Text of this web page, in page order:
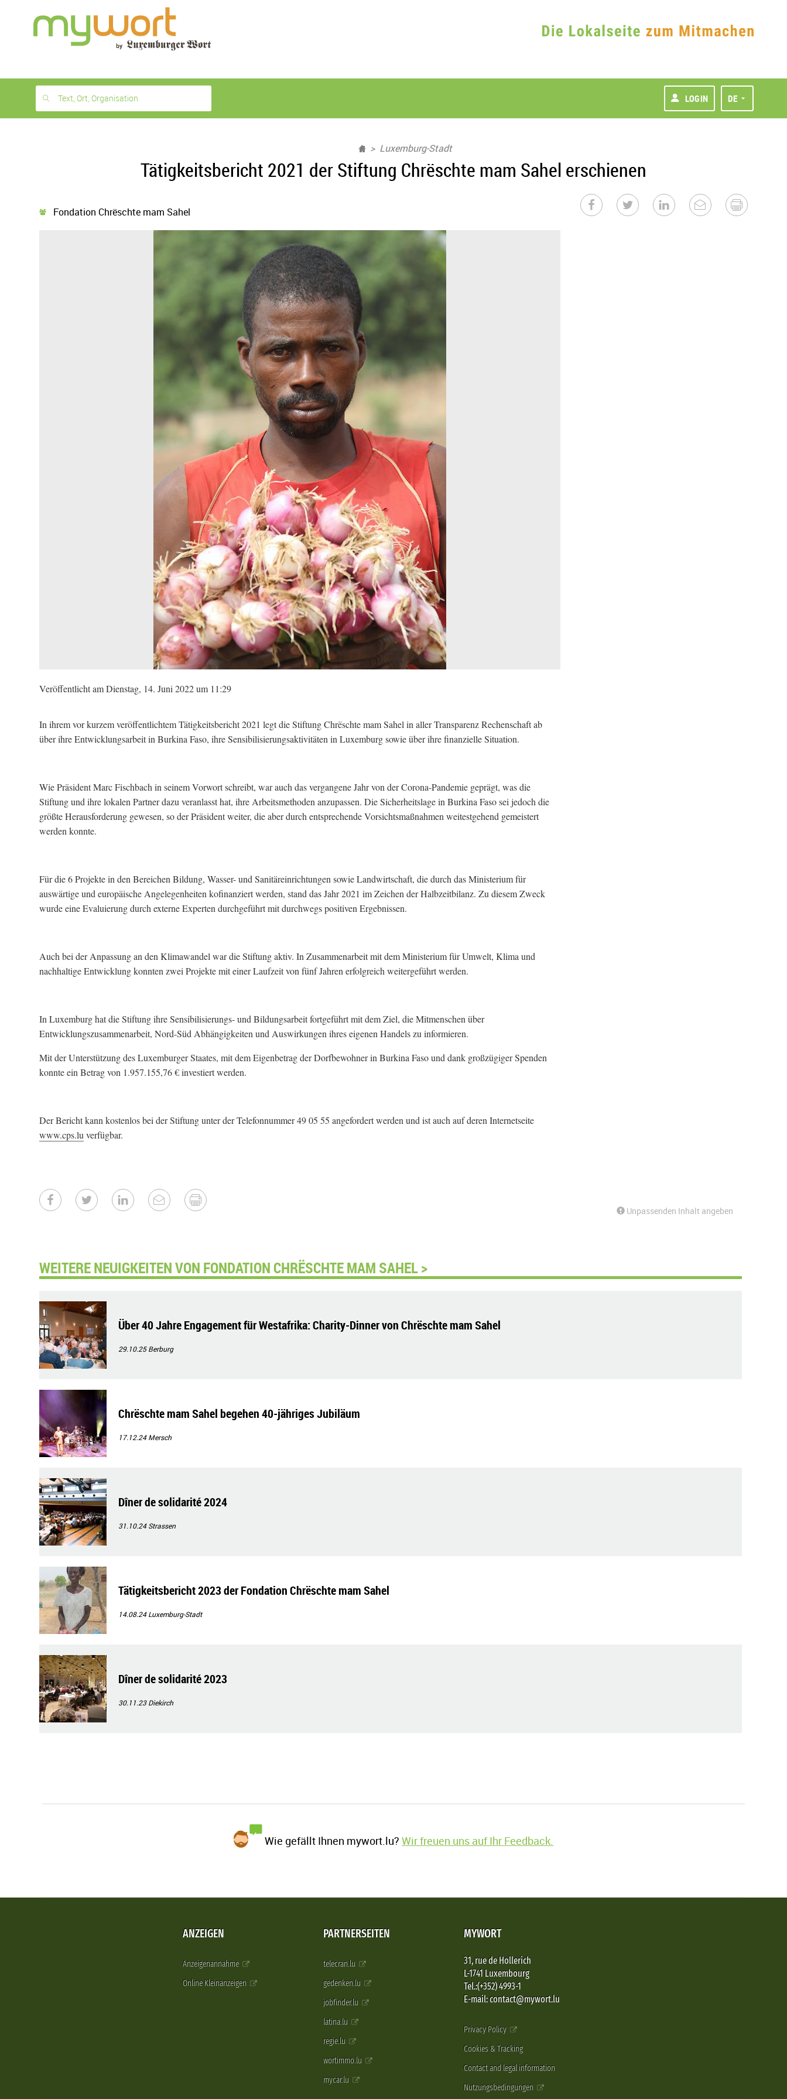
month
free
Text, Ort, Organisation LOGIN DE
Luxemburg-Stadt
Tätigkeitsbericht 2021 der Stiftung Chrëschte mam Sahel erschienen
Fondation Chrëschte mam Sahel
Veröffentlicht am Dienstag, 14. Juni 2022 um 11:29
In ihrem vor kurzem veröffentlichtem Tätigkeitsbericht 2021 legt die Stiftung Chrëschte mam Sahel in aller Transparenz Rechenschaft ab
über ihre Entwicklungsarbeit in Burkina Faso, ihre Sensibilisierungsaktivitäten in Luxemburg sowie über ihre finanzielle Situation.
Wie Präsident Marc Fischbach in seinem Vorwort schreibt, war auch das vergangene Jahr von der Corona-Pandemie geprägt, was die
Stiftung und ihre lokalen Partner dazu veranlasst hat, ihre Arbeitsmethoden anzupassen. Die Sicherheitslage in Burkina Faso sei jedoch die
größte Herausforderung gewesen, so der Präsident weiter, die aber durch entsprechende Vorsichtsmaßnahmen weitestgehend gemeistert
werden konnte.
Für die 6 Projekte in den Bereichen Bildung, Wasser- und Sanitäreinrichtungen sowie Landwirtschaft, die durch das Ministerium für
auswärtige und europäische Angelegenheiten kofinanziert werden, stand das Jahr 2021 im Zeichen der Halbzeitbilanz. Zu diesem Zweck
wurde eine Evaluierung durch externe Experten durchgeführt mit durchwegs positiven Ergebnissen.
Auch bei der Anpassung an den Klimawandel war die Stiftung aktiv. In Zusammenarbeit mit dem Ministerium für Umwelt, Klima und
nachhaltige Entwicklung konnten zwei Projekte mit einer Laufzeit von fünf Jahren erfolgreich weitergeführt werden.
In Luxemburg hat die Stiftung ihre Sensibilisierungs- und Bildungsarbeit fortgeführt mit dem Ziel, die Mitmenschen über
Entwicklungszusammenarbeit, Nord-Süd Abhängigkeiten und Auswirkungen ihres eigenen Handels zu informieren.
Mit der Unterstützung des Luxemburger Staates, mit dem Eigenbetrag der Dorfbewohner in Burkina Faso und dank großzügiger Spenden
konnte ein Betrag von 1.957.155,76 € investiert werden.
Der Bericht kann kostenlos bei der Stiftung unter der Telefonnummer 49 05 55 angefordert werden und ist auch auf deren Internetseite
www.cps.lu verfügbar.
Unpassenden Inhalt angeben
WEITERE NEUIGKEITEN VON FONDATION CHRËSCHTE MAM SAHEL >
Über 40 Jahre Engagement für Westafrika: Charity-Dinner von Chrëschte mam Sahel
29.10.25Berburg
Chrëschte mam Sahel begehen 40-jähriges Jubiläum
17.12.24Mersch
Dîner de solidarité 2024
31.10.24Strassen
Tätigkeitsbericht 2023 der Fondation Chrëschte mam Sahel
14.08.24Luxemburg-Stadt
Dîner de solidarité 2023
30.11.23Diekirch
Wie gefällt Ihnen mywort.lu?Wir freuen uns auf Ihr Feedback.
ANZEIGEN
Anzeigenannahme
Online Kleinanzeigen
PARTNERSEITEN
telecran.lu
gedenken.lu
jobfinder.lu
latina.lu
regie.lu
wortimmo.lu
mycar.lu
MYWORT
31, rue de Hollerich
L-1741 Luxembourg
Tel.:(+352) 4993-1
E-mail: contact@mywort.lu
Privacy Policy
Cookies & Tracking
Contact and legal information
Nutzungsbedingungen